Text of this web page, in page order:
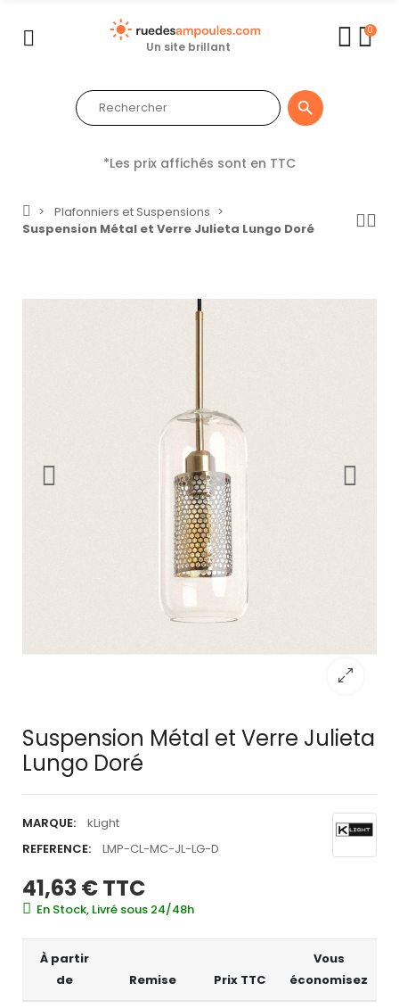
Un site brillant
0

*Les prix affichés sont en TTC
Plafonniers et Suspensions
Suspension Métal et Verre Julieta Lungo Doré
Suspension Métal et Verre Julieta
Lungo Doré
MARQUE:
kLight
REFERENCE:
LMP-CL-MC-JL-LG-D
41,63 €TTC
En Stock, Livré sous 24/48h
À partir
de
Remise Prix TTC
Vous
économisez